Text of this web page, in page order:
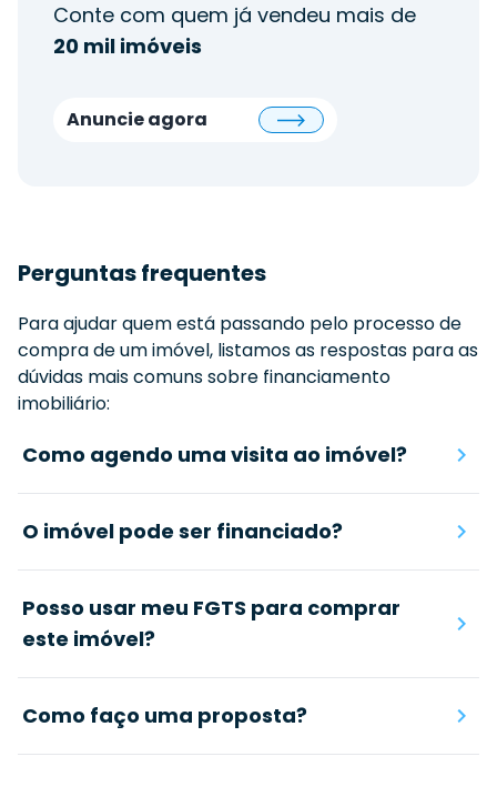
Conte com quem já vendeu mais de
20 mil imóveis
Anuncie agora
Perguntas frequentes
Para ajudar quem está passando pelo processo de
compra de um imóvel, listamos as respostas para as
dúvidas mais comuns sobre financiamento
imobiliário:
Como agendo uma visita ao imóvel?
O imóvel pode ser financiado?
Posso usar meu FGTS para comprar
este imóvel?
Como faço uma proposta?